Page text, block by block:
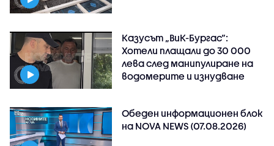
Казусът „ВиК-Бургас“:
Хотели плащали до 30 000
лева след манипулиране на
водомерите и изнудване
Обеден информационен блок
на NOVA NEWS (07.08.2026)